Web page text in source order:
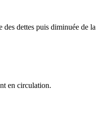
des dettes puis diminuée de la
en circulation.